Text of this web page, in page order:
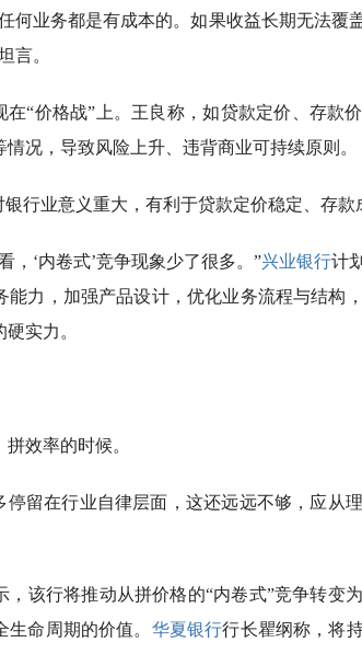
何业务都是有成本的。如果收益长期无法覆
言。
在“价格战”上。王良称，如贷款定价、存款
况，导致风险上升、违背商业可持续原则。
行业意义重大，有利于贷款定价稳定、存款
，‘内卷式’竞争现象少了很多。”兴业银行计
能力，加强产品设计，优化业务流程与结构
实力。
效率的时候。
停留在行业自律层面，这还远远不够，应从
，该行将推动从拼价格的“内卷式”竞争转变
命周期的价值。 华夏银行行长瞿纲称，将